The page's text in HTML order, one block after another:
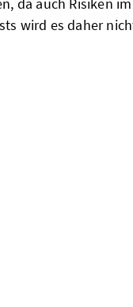
da auch Risiken
wird es daher